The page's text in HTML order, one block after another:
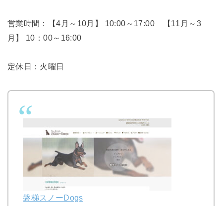
営業時間：【4月～10月】 10:00～17:00 【11月～3
月】 10：00～16:00
定休日：火曜日
磐梯スノーDogs